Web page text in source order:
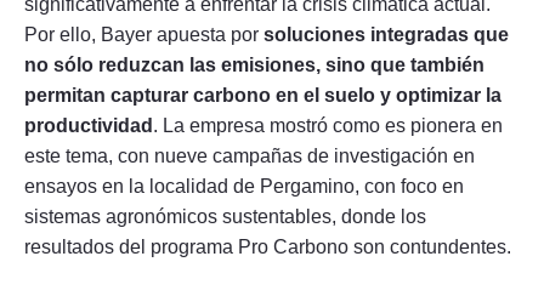
significativamente a enfrentar la crisis climática actual.
Por ello, Bayer apuesta por soluciones integradas que
no sólo reduzcan las emisiones, sino que también
permitan capturar carbono en el suelo y optimizar la
productividad . La empresa mostró como es pionera en
este tema, con nueve campañas de investigación en
ensayos en la localidad de Pergamino, con foco en
sistemas agronómicos sustentables, donde los
resultados del programa Pro Carbono son contundentes.